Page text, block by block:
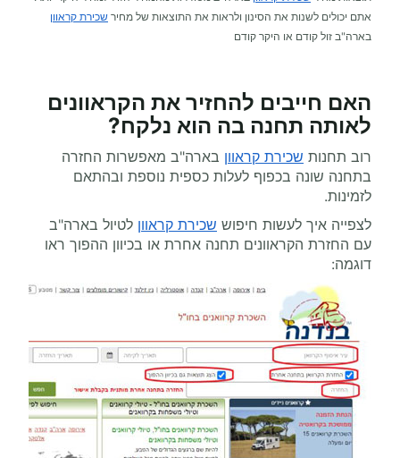
אתם יכולים לשנות את הסינון ולראות את התוצאות של מחיר שכירת קראוון
בארה"ב זול קודם או היקר קודם
האם חייבים להחזיר את הקראוונים
לאותה תחנה בה הוא נלקח?
רוב תחנות שכירת קראוון בארה"ב מאפשרות החזרה
בתחנה שונה בכפוף לעלות כספית נוספת ובהתאם
לזמינות.
לצפייה איך לעשות חיפוש שכירת קראוון לטיול בארה"ב
עם החזרת הקראוונים תחנה אחרת או בכיוון ההפוך ראו
דוגמה: